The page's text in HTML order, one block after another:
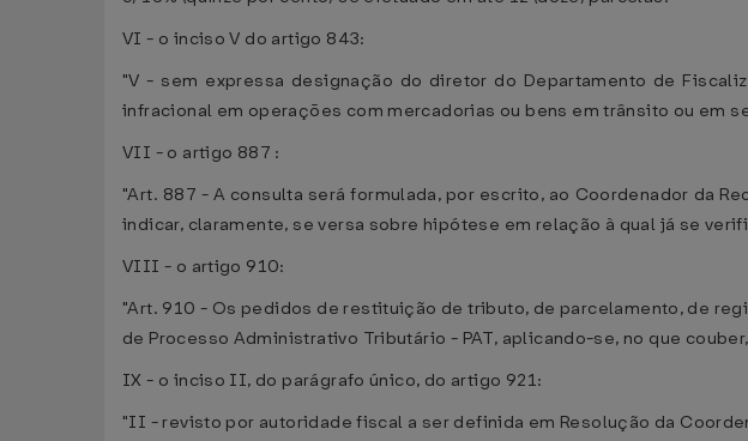
VI - o inciso V do artigo 843:
"V - sem expressa designação do diretor do Departamento de
infracional em operações com mercadorias ou bens em trânsito ou em
VII - o artigo 887 :
"Art. 887 - A consulta será formulada, por escrito, ao Coordenador da
indicar, claramente, se versa sobre hipótese em relação à qual já se
VIII - o artigo 910:
"Art. 910 - Os pedidos de restituição de tributo, de parcelamento, de
de Processo Administrativo Tributário - PAT, aplicando-se, no que
IX - o inciso II, do parágrafo único, do artigo 921:
"II - revisto por autoridade fiscal a ser definida em Resolução da